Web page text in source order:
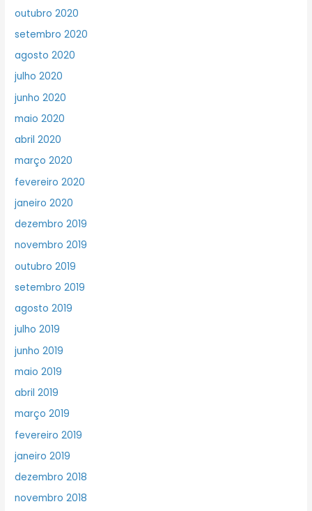
outubro 2020
setembro 2020
agosto 2020
julho 2020
junho 2020
maio 2020
abril 2020
março 2020
fevereiro 2020
janeiro 2020
dezembro 2019
novembro 2019
outubro 2019
setembro 2019
agosto 2019
julho 2019
junho 2019
maio 2019
abril 2019
março 2019
fevereiro 2019
janeiro 2019
dezembro 2018
novembro 2018